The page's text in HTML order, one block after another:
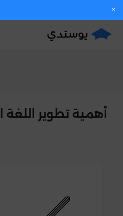
×
أهمية تطوير اللغة